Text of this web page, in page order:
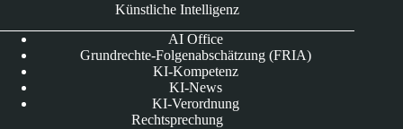
Künstliche Intelligenz
AI Office
Grundrechte-Folgenabschätzung (FRIA)
KI-Kompetenz
KI-News
KI-Verordnung
Rechtsprechung